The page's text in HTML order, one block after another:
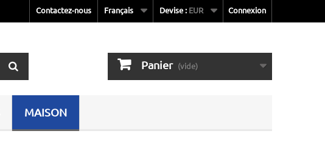
Connexion
Devise : EUR
Français
Contactez-nous
Panier (vide)
MAISON